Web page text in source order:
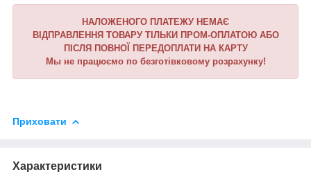
НАЛОЖЕНОГО ПЛАТЕЖУ НЕМАЄ
ВІДПРАВЛЕННЯ ТОВАРУ ТІЛЬКИ ПРОМ-ОПЛАТОЮ АБО
ПІСЛЯ ПОВНОЇ ПЕРЕДОПЛАТИ НА КАРТУ
Мы не працюємо по безготівковому розрахунку!
Приховати
Характеристики